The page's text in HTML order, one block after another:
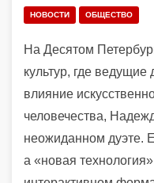
НОВОСТИ ОБЩЕСТВО
На Десятом
культур, где ведущие
влияние
человечества,
неожиданном дуэте.
а «новая